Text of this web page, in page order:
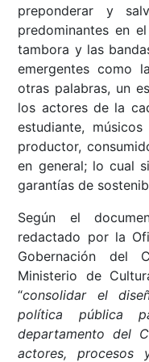
preponderar y
predominantes en
tambora y las
emergentes como
otras palabras, un
los actores de la
estudiante,
productor,
en general; lo cual
garantías de
Según el
redactado por la
Gobernación del
Ministerio de
“consolidar el
política pública
departamento del
actores, procesos